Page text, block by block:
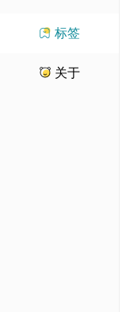
标签
关于